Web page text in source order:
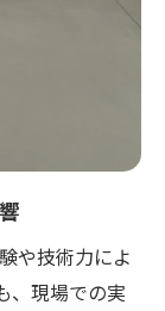
や技術力によ
、現場での実